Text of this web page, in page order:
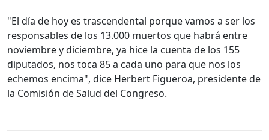
"El día de hoy es trascendental porque vamos a ser los
responsables de los 13.000 muertos que habrá entre
noviembre y diciembre, ya hice la cuenta de los 155
diputados, nos toca 85 a cada uno para que nos los
echemos encima", dice Herbert Figueroa, presidente de
la Comisión de Salud del Congreso.